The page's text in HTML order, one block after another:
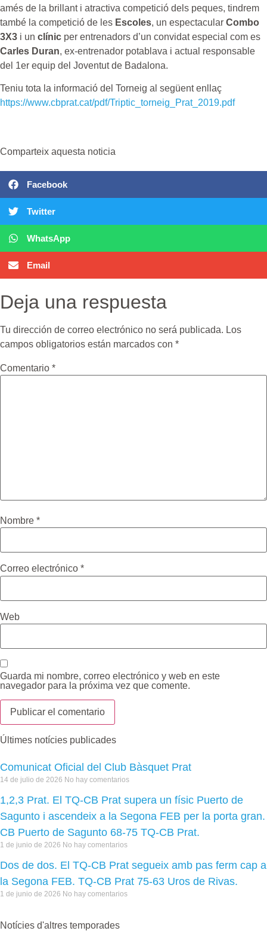
amés de la brillant i atractiva competició dels peques, tindrem
també la competició de les Escoles, un espectacular Combo
3X3 i un clínic per entrenadors d’un convidat especial com es
Carles Duran, ex-entrenador potablava i actual responsable
del 1er equip del Joventut de Badalona.
Teniu tota la informació del Torneig al següent enllaç
https://www.cbprat.cat/pdf/Triptic_torneig_Prat_2019.pdf
Comparteix aquesta noticia
Facebook
Twitter
WhatsApp
Email
Deja una respuesta
Tu dirección de correo electrónico no será publicada. Los
campos obligatorios están marcados con *
Comentario *
Nombre *
Correo electrónico *
Web
Guarda mi nombre, correo electrónico y web en este
navegador para la próxima vez que comente.
Últimes notícies publicades
Comunicat Oficial del Club Bàsquet Prat
14 de julio de 2026 No hay comentarios
1,2,3 Prat. El TQ-CB Prat supera un físic Puerto de
Sagunto i ascendeix a la Segona FEB per la porta gran.
CB Puerto de Sagunto 68-75 TQ-CB Prat.
1 de junio de 2026 No hay comentarios
Dos de dos. El TQ-CB Prat segueix amb pas ferm cap a
la Segona FEB. TQ-CB Prat 75-63 Uros de Rivas.
1 de junio de 2026 No hay comentarios
Notícies d'altres temporades